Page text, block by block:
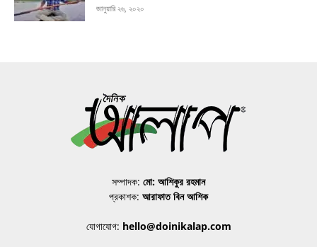
জানুয়ারি ২৬, ২০২০
সম্পাদক: মো: আশিকুর রহমান
প্রকাশক: আরাফাত বিন আশিক
যোগাযোগ: hello@doinikalap.com